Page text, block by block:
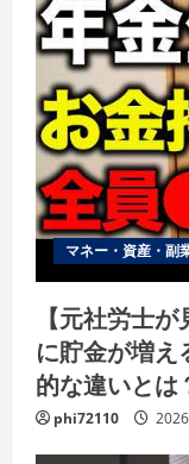
マネー・資産・副
【元社労士
に貯金が増
的な違いとは
phi72110